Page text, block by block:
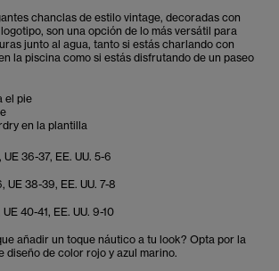
chanclas de estilo vintage, decoradas con
son una opción de lo más versátil para
junto al agua, tanto si estás charlando con
la piscina como si estás disfrutando de un paseo
el pie
en la plantilla
36-37, EE. UU. 5-6
UE 38-39, EE. UU. 7-8
40-41, EE. UU. 9-10
añadir un toque náutico a tu look? Opta por la
diseño de color rojo y azul marino.